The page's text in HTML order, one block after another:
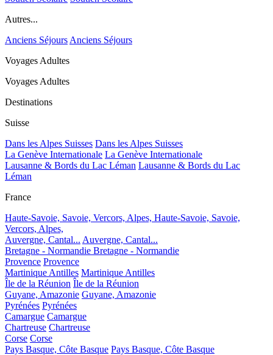
Autres...
Anciens Séjours Anciens Séjours
Voyages Adultes
Voyages Adultes
Destinations
Suisse
Dans les Alpes Suisses Dans les Alpes Suisses
La Genève Internationale La Genève Internationale
Lausanne & Bords du Lac Léman Lausanne & Bords du Lac
Léman
France
Haute-Savoie, Savoie, Vercors, Alpes, Haute-Savoie, Savoie,
Vercors, Alpes,
Auvergne, Cantal... Auvergne, Cantal...
Bretagne - Normandie Bretagne - Normandie
Provence Provence
Martinique Antilles Martinique Antilles
Île de la Réunion Île de la Réunion
Guyane, Amazonie Guyane, Amazonie
Pyrénées Pyrénées
Camargue Camargue
Chartreuse Chartreuse
Corse Corse
Pays Basque, Côte Basque Pays Basque, Côte Basque